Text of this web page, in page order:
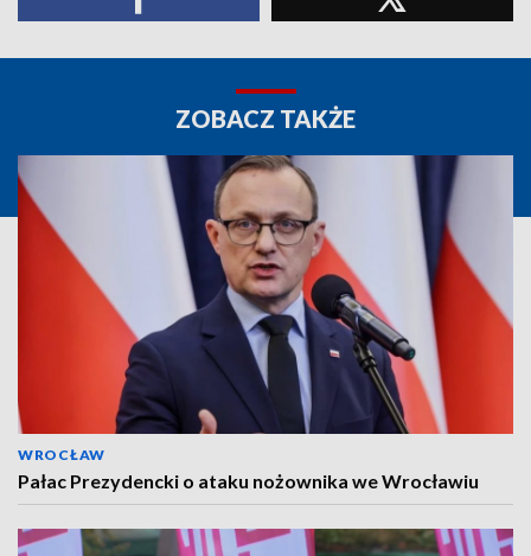
ZOBACZ TAKŻE
WROCŁAW
Pałac Prezydencki o ataku nożownika we Wrocławiu